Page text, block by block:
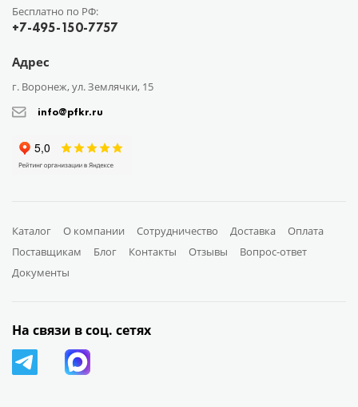
Бесплатно по РФ:
+7-495-150-7757
Адрес
г. Воронеж, ул. Землячки, 15
info@pfkr.ru
Каталог О компании Сотрудничество Доставка
Оплата
Поставщикам
Блог Контакты Отзывы
Вопрос-ответ
Документы
На связи в соц. сетях